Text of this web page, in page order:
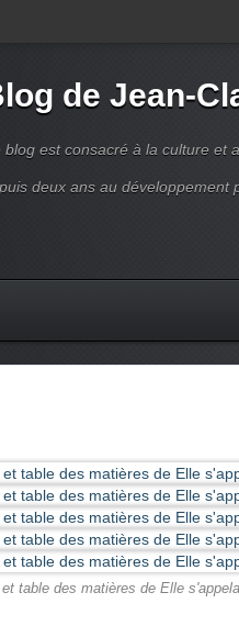
de Jean-
blog est consacré à la culture et
deux ans au développement
table des matières de Elle